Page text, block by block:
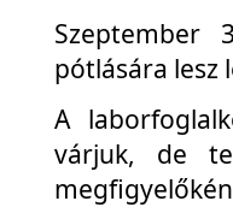
Szeptember
pótlására lesz
A
várjuk, de